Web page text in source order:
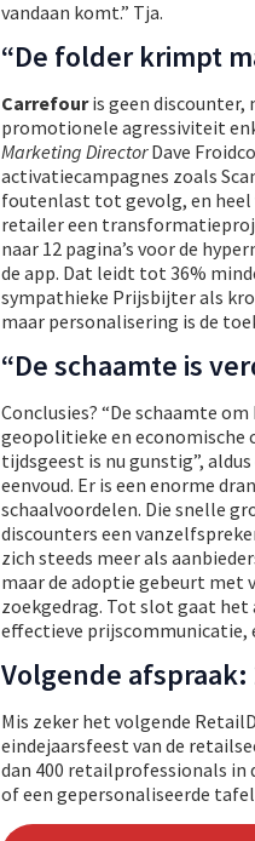
vandaan komt.” Tja.
“De folder krimpt
Carrefouris geen discounter,
promotionele agressiviteit
Marketing DirectorDave
activatiecampagnes zoals
foutenlast tot gevolg, en
retailer een
naar 12 pagina’s voor de
de app. Dat leidt tot 36%
sympathieke Prijsbijter als
maar personalisering is de
“De schaamte is
Conclusies? “De schaamte
geopolitieke en economische
tijdsgeest is nu gunstig”,
eenvoud. Er is een enorme
schaalvoordelen. Die snelle
discounters een
zich steeds meer als
maar de adoptie gebeurt met
zoekgedrag. Tot slot gaat het
effectieve prijscommunicatie,
Volgende
Mis zeker het volgende
eindejaarsfeest van de
dan 400 retailprofessionals in
of een gepersonaliseerde